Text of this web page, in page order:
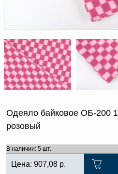
Письмо руководителю
Вопросы и ответы
Новости | Статьи
Одеяло байковое ОБ-200
розовый
В наличии: 5 шт.
Цена: 907,08 р.